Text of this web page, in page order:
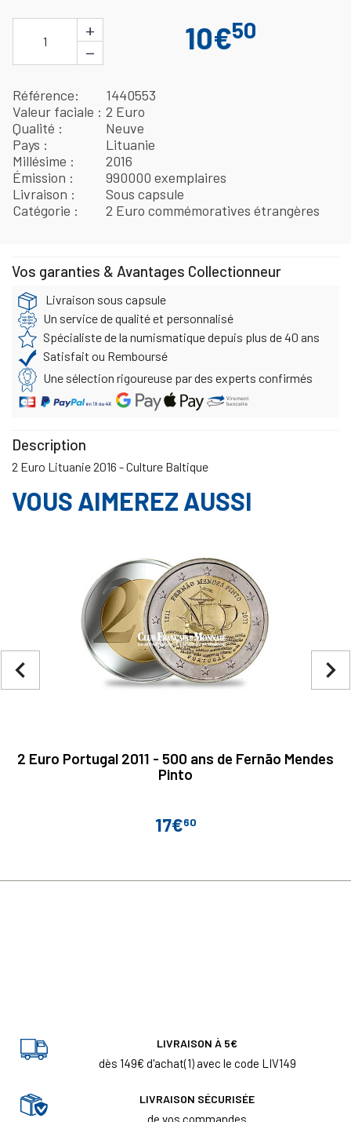
1
+
−
10€50
Référence
1440553
Valeur faciale
2 Euro
Qualité
Neuve
Pays
Lituanie
Millésime
2016
Émission
990000 exemplaires
Livraison
Sous capsule
Catégorie
2 Euro commémoratives étrangères
Vos garanties & Avantages Collectionneur
Livraison sous capsule
Un service de qualité et personnalisé
Spécialiste de la numismatique depuis plus de 40 ans
Satisfait ou Remboursé
Une sélection rigoureuse par des experts confirmés
Description
2 Euro Lituanie 2016 - Culture Baltique
VOUS AIMEREZ AUSSI
2 Euro Portugal 2011 - 500 ans de Fernão Mendes
Pinto
Prix
17€60
navigate_next
navigate_before
LIVRAISON À 5€
dès 149€ d'achat(1) avec le code LIV149
LIVRAISON SÉCURISÉE